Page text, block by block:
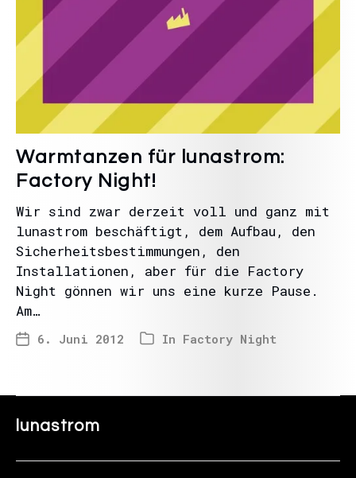
Warmtanzen für lunastrom:
Factory Night!
Wir sind zwar derzeit voll und ganz mit
lunastrom beschäftigt, dem Aufbau, den
Sicherheitsbestimmungen, den
Installationen, aber für die Factory
Night gönnen wir uns eine kurze Pause.
Am…
6. Juni 2012 In Factory Night
lunastrom